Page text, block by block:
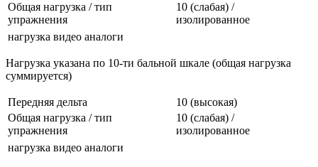
Общая нагрузка / тип
упражнения
10 (слабая) /
изолированное
нагрузка видео аналоги
Нагрузка указана по 10-ти бальной шкале (общая нагрузка
суммируется)
Передняя дельта
10 (высокая)
Общая нагрузка / тип
упражнения
10 (слабая) /
изолированное
нагрузка видео аналоги